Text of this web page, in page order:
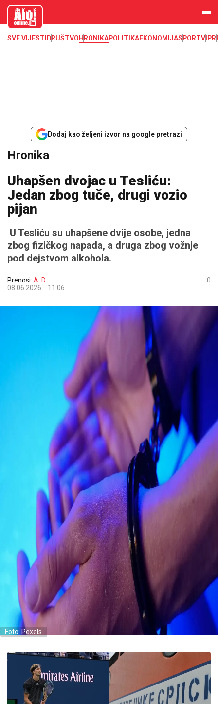
aloonline.b
SVE VIJESTI DRUŠTVOHRONIKAPOLITIKAEKONOMIJASPORTVIP
Dodaj kao željeni izvor na google pretrazi
Hronika
Uhapšen dvojac u Tesliću:
Jedan zbog tuče, drugi vozio
pijan
U Tesliću su uhapšene dvije osobe, jedna
zbog fizičkog napada, a druga zbog vožnje
pod dejstvom alkohola.
Prenosi: A. D.
08.06.2026.
11:06
0
Foto: Pexels